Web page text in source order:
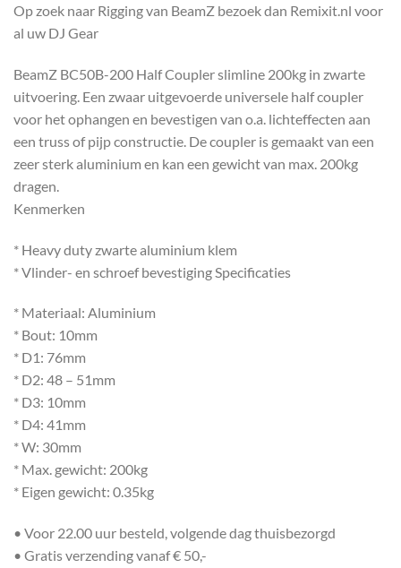
Op zoek naar Rigging van BeamZ bezoek dan Remixit.nl voor
al uw DJ Gear
BeamZ BC50B-200 Half Coupler slimline 200kg in zwarte
uitvoering. Een zwaar uitgevoerde universele half coupler
voor het ophangen en bevestigen van o.a. lichteffecten aan
een truss of pijp constructie. De coupler is gemaakt van een
zeer sterk aluminium en kan een gewicht van max. 200kg
dragen.
Kenmerken
* Heavy duty zwarte aluminium klem
* Vlinder- en schroef bevestiging Specificaties
* Materiaal: Aluminium
* Bout: 10mm
* D1: 76mm
* D2: 48 – 51mm
* D3: 10mm
* D4: 41mm
* W: 30mm
* Max. gewicht: 200kg
* Eigen gewicht: 0.35kg
• Voor 22.00 uur besteld, volgende dag thuisbezorgd
• Gratis verzending vanaf € 50,-